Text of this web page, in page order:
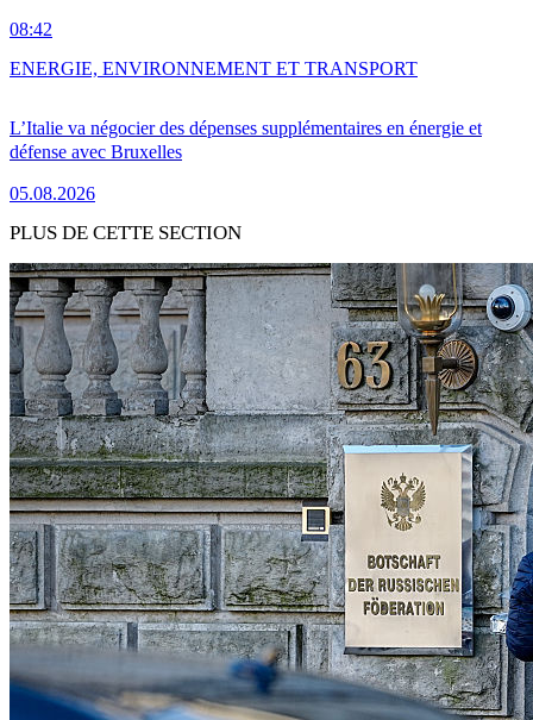
08:42
L’Italie va négocier des dépenses supplémentaires en énergie et
défense avec Bruxelles
05.08.2026
ENERGIE, ENVIRONNEMENT ET TRANSPORT
PLUS DE CETTE SECTION